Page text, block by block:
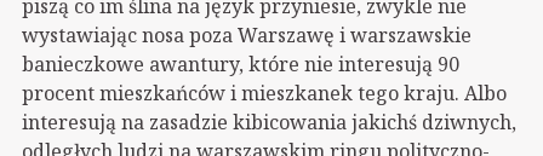
wystawiając nosa poza Warszawę i warszawskie
banieczkowe awantury, które nie interesują 90
procent mieszkańców i mieszkanek tego kraju. Albo
interesują na zasadzie kibicowania jakichś dziwnych,
odległych ludzi na warszawskim ringu polityczno-